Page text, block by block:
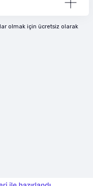
olmak için ücretsiz olarak